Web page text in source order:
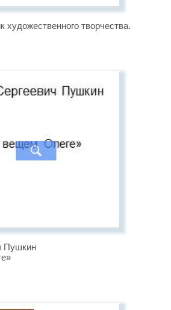
художественного творчества.
Пушкин